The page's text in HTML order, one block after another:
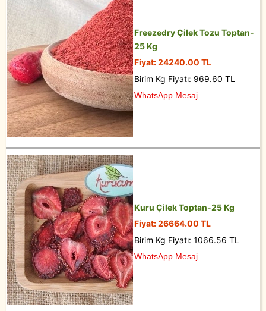
Freezedry Çilek Tozu Toptan-
25 Kg
Fiyat: 24240.00 TL
Birim Kg Fiyatı: 969.60 TL
WhatsApp Mesaj
Kuru Çilek Toptan-25 Kg
Fiyat: 26664.00 TL
Birim Kg Fiyatı: 1066.56 TL
WhatsApp Mesaj